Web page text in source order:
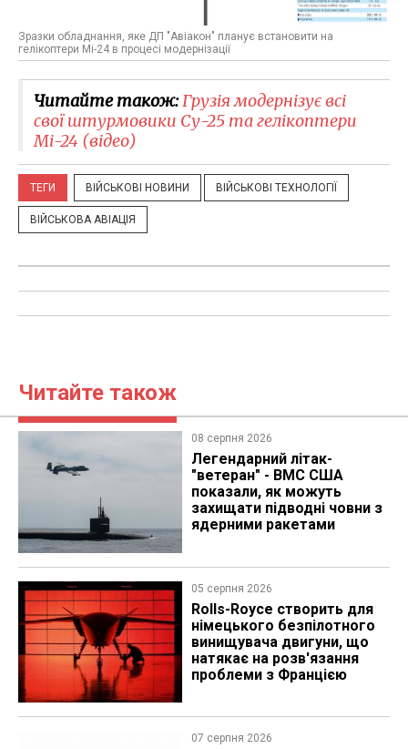
Зразки обладнання, яке ДП "Авіакон" планує встановити на
гелікоптери Мі-24 в процесі модернізації
Читайте також:Грузія модернізує всі
свої штурмовики Су-25 та гелікоптери
Мі-24 (відео)
ТЕГИ ВІЙСЬКОВІ НОВИНИ ВІЙСЬКОВІ ТЕХНОЛОГІЇ
ВІЙСЬКОВА АВІАЦІЯ
Читайте також
08 серпня 2026
Легендарний літак-
"ветеран" - ВМС США
показали, як можуть
захищати підводні човни з
ядерними ракетами
05 серпня 2026
Rolls-Royce створить для
німецького безпілотного
винищувача двигуни, що
натякає на розв'язання
проблеми з Францією
07 серпня 2026